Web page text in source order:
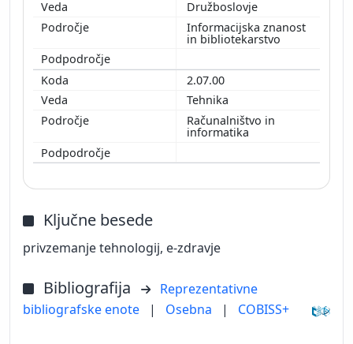
Družboslovje
Informacijska znanost
in bibliotekarstvo
2.07.00
Tehnika
Računalništvo in
informatika
Ključne besede
privzemanje tehnologij, e-zdravje
Bibliografija
Reprezentativne
bibliografske enote
| Osebna | COBISS+